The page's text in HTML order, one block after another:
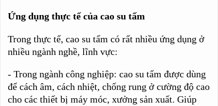
Ứng dụng thực tế của cao su tấm
Trong thực tế, cao su tấm có rất nhiều ứng dụng ở
nhiều ngành nghề, lĩnh vực:
- Trong ngành công nghiệp: cao su tấm được dùng
để cách âm, cách nhiệt, chống rung ở cường độ cao
cho các thiết bị máy móc, xưởng sản xuất. Giúp